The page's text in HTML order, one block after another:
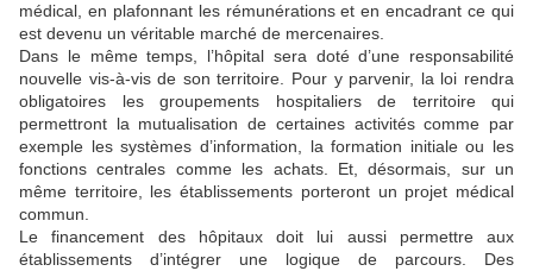
médical, en plafonnant les rémunérations et en encadrant ce qui
est devenu un véritable marché de mercenaires.
Dans le même temps, l’hôpital sera doté d’une responsabilité
nouvelle vis-à-vis de son territoire. Pour y parvenir, la loi rendra
obligatoires les groupements hospitaliers de territoire qui
permettront la mutualisation de certaines activités comme par
exemple les systèmes d’information, la formation initiale ou les
fonctions centrales comme les achats. Et, désormais, sur un
même territoire, les établissements porteront un projet médical
commun.
Le financement des hôpitaux doit lui aussi permettre aux
établissements d’intégrer une logique de parcours. Des